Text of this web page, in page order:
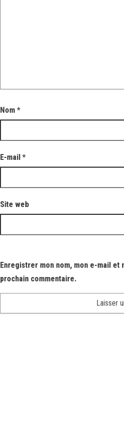
Nom*
E-mail*
Site web
Enregistrer mon nom, mon e-mail et
prochain commentaire.